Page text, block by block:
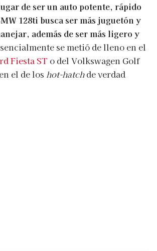
de ser un auto potente, rápido
128ti busca ser más juguetón y
además de ser más ligero y
se metió de lleno en el
Fiesta ST o del Volkswagen Golf
el de los hot-hatchde verdad